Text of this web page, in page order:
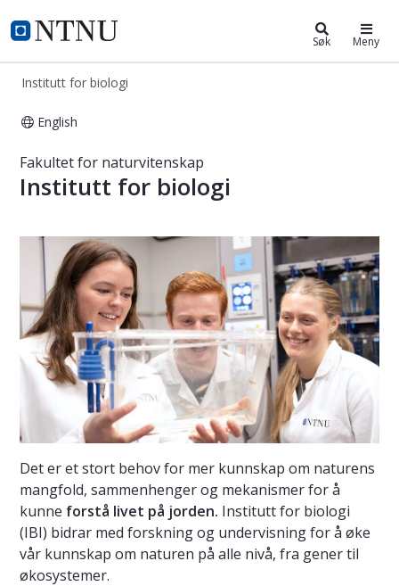
NTNU Hjemmeside
Institutt for biologi Søk Meny
Institutt for biologi
English
Institutt for biologi
Fakultet for naturvitenskap
Institutt for biologi
Det er et stort behov for mer kunnskap om naturens
mangfold, sammenhenger og mekanismer for å
kunne forstå livet på jorden. Institutt for biologi
(IBI) bidrar med forskning og undervisning for å øke
vår kunnskap om naturen på alle nivå, fra gener til
økosystemer.